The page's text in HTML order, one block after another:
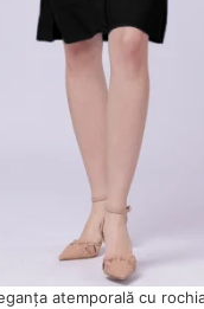
atemporală cu